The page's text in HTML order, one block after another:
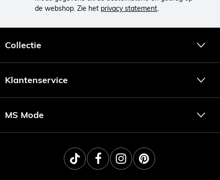
de webshop. Zie het privacy statement.
Collectie
Klantenservice
MS Mode